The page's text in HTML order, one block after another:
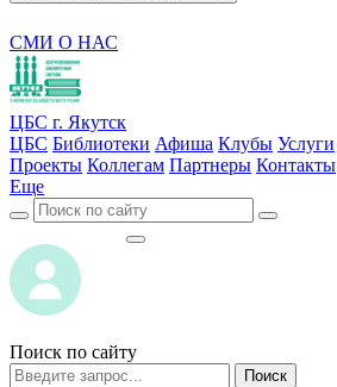
СМИ О НАС
ЦБС г. Якутск
ЦБС Библиотеки Афиша Клубы Услуги
Проекты Коллегам Партнеры Контакты
Еще
Поиск по сайту
Поиск